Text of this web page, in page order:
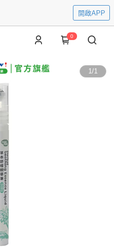
開啟APP
0
1/1